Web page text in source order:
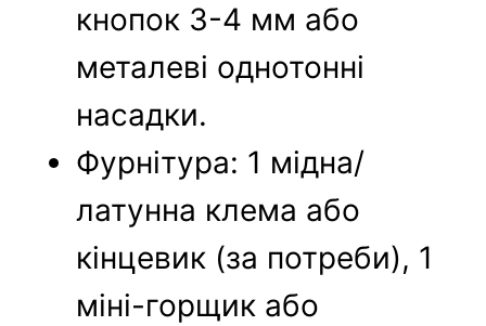
кнопок 3-4 мм або
металеві однотонні
насадки.
Фурнітура: 1 мідна/
латунна клема або
кінцевик (за потреби), 1
міні-горщик або